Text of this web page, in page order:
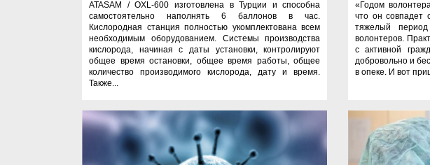
ATASAM / OXL-600 изготовлена в Турции и способна
самостоятельно наполнять 6 баллонов в час.
Кислородная станция полностью укомплектована всем
необходимым оборудованием. Системы производства
кислорода, начиная с даты установки, контролируют
общее время остановки, общее время работы, общее
количество производимого кислорода, дату и время.
Также...
«Годом
что он
тяжелый период
волонтеров.
с активной
добровольно и
в опеке. И вот